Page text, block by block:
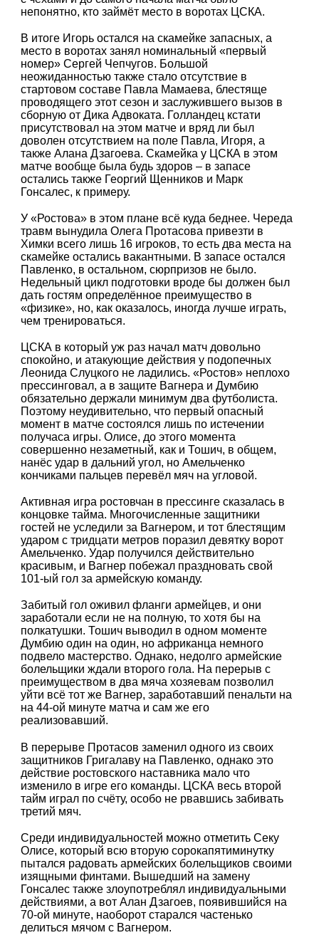
непонятно, кто займёт место в воротах ЦСКА.
В итоге Игорь остался на скамейке запасных, а
место в воротах занял номинальный «первый
номер» Сергей Чепчугов. Большой
неожиданностью также стало отсутствие в
стартовом составе Павла Мамаева, блестяще
проводящего этот сезон и заслужившего вызов в
сборную от Дика Адвоката. Голландец кстати
присутствовал на этом матче и вряд ли был
доволен отсутствием на поле Павла, Игоря, а
также Алана Дзагоева. Скамейка у ЦСКА в этом
матче вообще была будь здоров – в запасе
остались также Георгий Щенников и Марк
Гонсалес, к примеру.
У «Ростова» в этом плане всё куда беднее. Череда
травм вынудила Олега Протасова привезти в
Химки всего лишь 16 игроков, то есть два места на
скамейке остались вакантными. В запасе остался
Павленко, в остальном, сюрпризов не было.
Недельный цикл подготовки вроде бы должен был
дать гостям определённое преимущество в
«физике», но, как оказалось, иногда лучше играть,
чем тренироваться.
ЦСКА в который уж раз начал матч довольно
спокойно, и атакующие действия у подопечных
Леонида Слуцкого не ладились. «Ростов» неплохо
прессинговал, а в защите Вагнера и Думбию
обязательно держали минимум два футболиста.
Поэтому неудивительно, что первый опасный
момент в матче состоялся лишь по истечении
получаса игры. Олисе, до этого момента
совершенно незаметный, как и Тошич, в общем,
нанёс удар в дальний угол, но Амельченко
кончиками пальцев перевёл мяч на угловой.
Активная игра ростовчан в прессинге сказалась в
концовке тайма. Многочисленные защитники
гостей не уследили за Вагнером, и тот блестящим
ударом с тридцати метров поразил девятку ворот
Амельченко. Удар получился действительно
красивым, и Вагнер побежал праздновать свой
101-ый гол за армейскую команду.
Забитый гол оживил фланги армейцев, и они
заработали если не на полную, то хотя бы на
полкатушки. Тошич выводил в одном моменте
Думбию один на один, но африканца немного
подвело мастерство. Однако, недолго армейские
болельщики ждали второго гола. На перерыв с
преимуществом в два мяча хозяевам позволил
уйти всё тот же Вагнер, заработавший пенальти на
на 44-ой минуте матча и сам же его
реализовавший.
В перерыве Протасов заменил одного из своих
защитников Григалаву на Павленко, однако это
действие ростовского наставника мало что
изменило в игре его команды. ЦСКА весь второй
тайм играл по счёту, особо не рвавшись забивать
третий мяч.
Среди индивидуальностей можно отметить Секу
Олисе, который всю вторую сорокапятиминутку
пытался радовать армейских болельщиков своими
изящными финтами. Вышедший на замену
Гонсалес также злоупотреблял индивидуальными
действиями, а вот Алан Дзагоев, появившийся на
70-ой минуте, наоборот старался частенько
делиться мячом с Вагнером.